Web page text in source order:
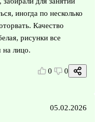
иногда по несколько
Качество
рисунки все
на лицо.
0 0
05.02.2026